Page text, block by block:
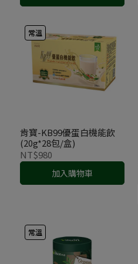
常溫
肯寶-KB99優蛋白機能飲
(20g*28包/盒)
NT$980
加入購物車
常溫